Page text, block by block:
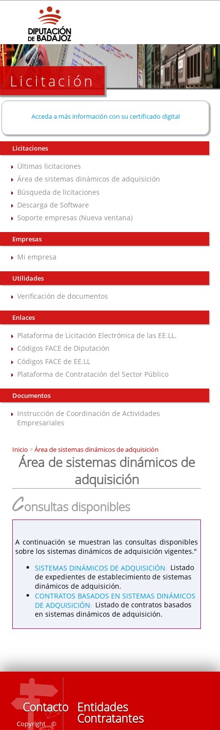
Licitación
Acceda a más información con su certificado digital
Licitaciones
Últimas licitaciones
Área de sistemas dinámicos de adquisición
Búsqueda de licitaciones
Descarga de Software
Soporte empresas (Nueva ventana)
Empresas
Mi empresa
Utilidades
Verificación de documentos
Enlaces
Plataforma de Licitación Electrónica de las EE.LL.
Códigos FACE de Diputación
Códigos FACE de EE.LL
Plataforma de Contratación del Sector Público
Documentos
Instrucción de Coordinación de Actividades
Empresariales
Inicio >Área de sistemas dinámicos de adquisición
Área de sistemas dinámicos de
adquisición
Consultas disponibles
A continuación se muestran las consultas disponibles
sobre los sistemas dinámicos de adquisición vigentes."
SISTEMAS DINÁMICOS DE ADQUISICIÓN: Listado
de expedientes de establecimiento de sistemas
dinámicos de adquisición.
CONTRATOS BASADOS EN SISTEMAS DINÁMICOS
DE ADQUISICIÓN: Listado de contratos basados
en sistemas dinámicos de adquisición.
Contacto
Copyright ©
Entidades
Contratantes